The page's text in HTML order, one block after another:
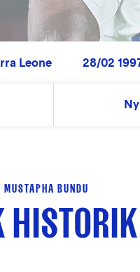
Leone 28/02
MUSTAPHA BUNDU
HISTORIK